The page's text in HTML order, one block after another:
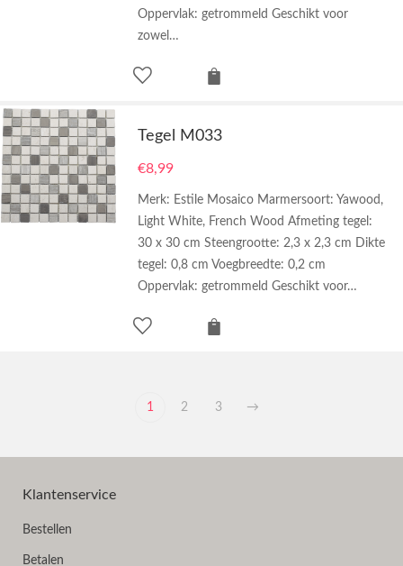
Oppervlak: getrommeld Geschikt voor
zowel…
Tegel M033
€8,99
Merk: Estile Mosaico Marmersoort: Yawood,
Light White, French Wood Afmeting tegel:
30 x 30 cm Steengrootte: 2,3 x 2,3 cm Dikte
tegel: 0,8 cm Voegbreedte: 0,2 cm
Oppervlak: getrommeld Geschikt voor…
1 2 3 →
Klantenservice
Bestellen
Betalen